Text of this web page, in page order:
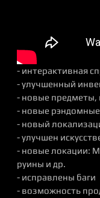
- интерактивная
- улучшенный
- новые предметы,
- новые
- новый
- улучшен
- новые локации:
руины и др.
- исправлены баги
- возможность